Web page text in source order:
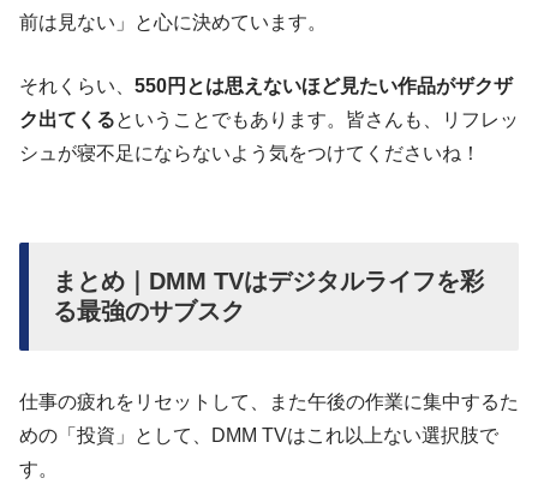
前は見ない」と心に決めています。
それくらい、 550円とは思えないほど見たい作品がザクザ
ク出てくるということでもあります。皆さんも、リフレッ
シュが寝不足にならないよう気をつけてくださいね！
まとめ｜DMM TVはデジタルライフを彩
る最強のサブスク
仕事の疲れをリセットして、また午後の作業に集中するた
めの「投資」として、DMM TVはこれ以上ない選択肢で
す。